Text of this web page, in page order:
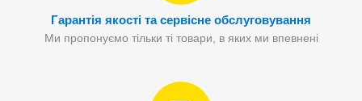
Гарантія якості та сервісне обслуговування
Ми пропонуємо тільки ті товари, в яких ми впевнені